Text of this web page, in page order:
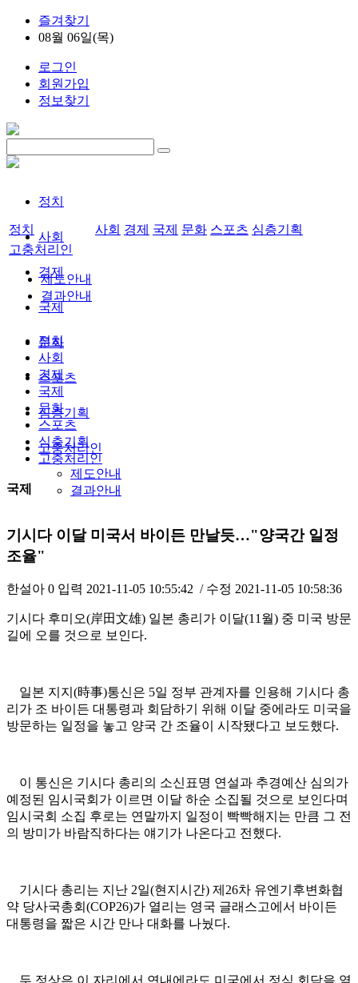
즐겨찾기
08월 06일(목)
로그인
회원가입
정보찾기
정치
사회
경제
국제
문화
스포츠
심층기획
고충처리인
제도안내
결과안내
정치 사회 경제 국제 문화 스포츠 심층기획
고충처리인
제도안내
결과안내
정치
사회
경제
국제
문화
스포츠
심층기획
고충처리인
국제
기시다 이달 미국서 바이든 만날듯…"양국간 일정
조율"
한설아 0 입력 2021-11-05 10:55:42 / 수정 2021-11-05 10:58:36
기시다 후미오(岸田文雄) 일본 총리가 이달(11월) 중 미국 방문
길에 오를 것으로 보인다.
일본 지지(時事)통신은 5일 정부 관계자를 인용해 기시다 총
리가 조 바이든 대통령과 회담하기 위해 이달 중에라도 미국을
방문하는 일정을 놓고 양국 간 조율이 시작됐다고 보도했다.
이 통신은 기시다 총리의 소신표명 연설과 추경예산 심의가
예정된 임시국회가 이르면 이달 하순 소집될 것으로 보인다며
임시국회 소집 후로는 연말까지 일정이 빡빡해지는 만큼 그 전
의 방미가 바람직하다는 얘기가 나온다고 전했다.
기시다 총리는 지난 2일(현지시간) 제26차 유엔기후변화협
약 당사국총회(COP26)가 열리는 영국 글래스고에서 바이든
대통령을 짧은 시간 만나 대화를 나눴다.